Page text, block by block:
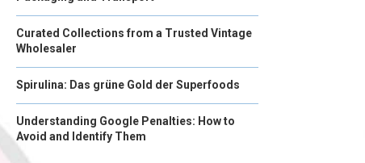
Curated Collections from a Trusted Vintage
Wholesaler
Spirulina: Das grüne Gold der Superfoods
Understanding Google Penalties: How to
Avoid and Identify Them